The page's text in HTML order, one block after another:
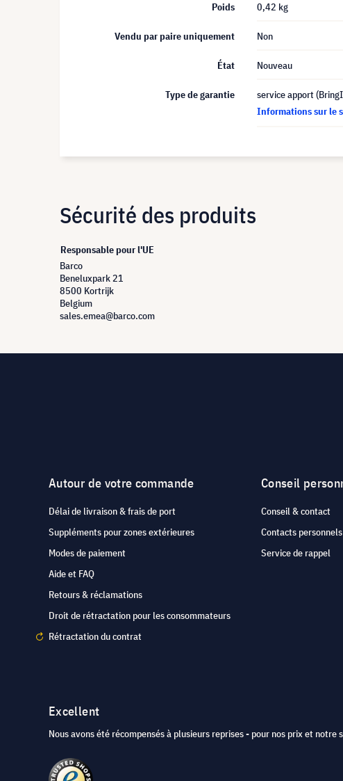
Poids 0,42 kg
Vendu par paire uniquement Non
État Nouveau
Type de garantie
service apport
Informations sur le
Sécurité des produits
Responsable pour l'UE
Barco
Beneluxpark 21
8500 Kortrijk
Belgium
sales.emea@barco.com
Autour de votre commande
Délai de livraison & frais de port
Suppléments pour zones extérieures
Modes de paiement
Aide et FAQ
Retours & réclamations
Droit de rétractation pour les consommateurs
Rétractation du contrat
Conseil
Conseil & contact
Contacts personnels
Service de rappel
Excellent
Nous avons été récompensés à plusieurs reprises - pour nos prix et notre